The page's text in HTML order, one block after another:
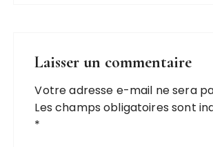
Laisser un commentaire
Votre adresse e-mail ne sera
Les champs obligatoires sont
*